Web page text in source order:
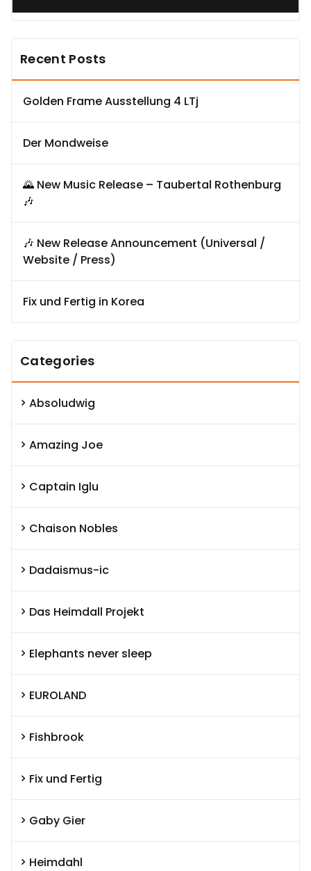
Recent Posts
Golden Frame Ausstellung 4 LTj
Der Mondweise
🌄 New Music Release – Taubertal Rothenburg
🎶
🎶 New Release Announcement (Universal /
Website / Press)
Fix und Fertig in Korea
Categories
Absoludwig
Amazing Joe
Captain Iglu
Chaison Nobles
Dadaismus-ic
Das Heimdall Projekt
Elephants never sleep
EUROLAND
Fishbrook
Fix und Fertig
Gaby Gier
Heimdahl